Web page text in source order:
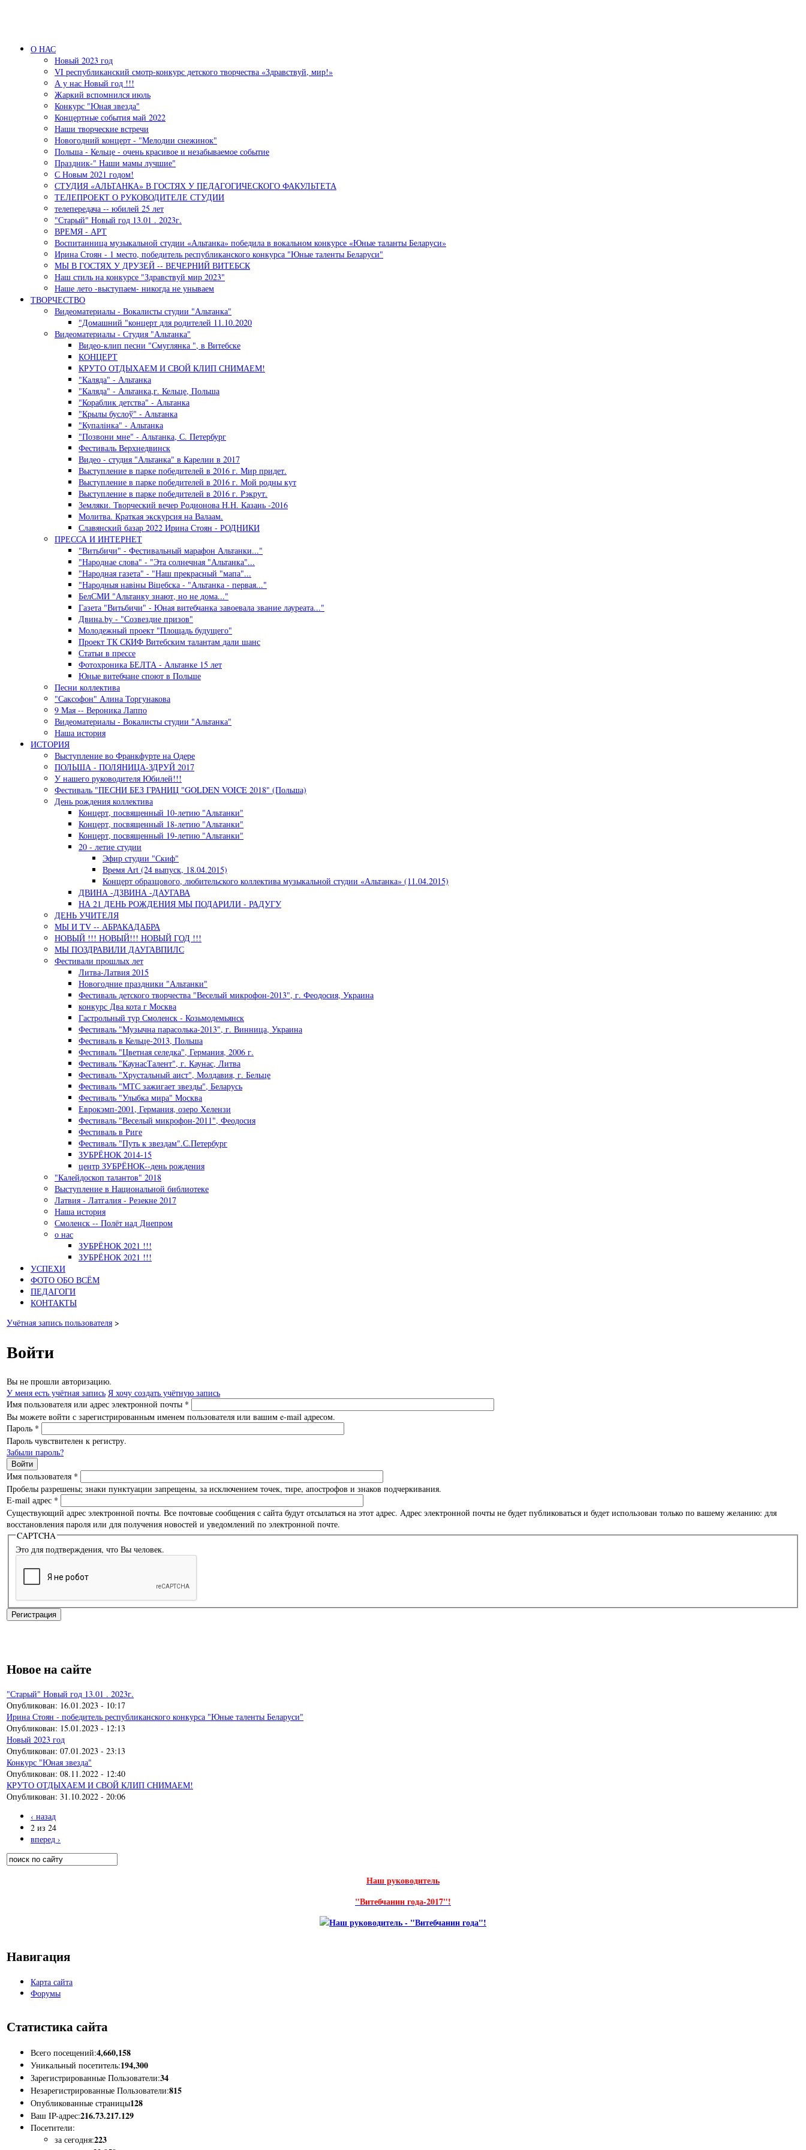
О НАС
Новый 2023 год
VI республиканский смотр-конкурс детского творчества «Здравствуй, мир!»
А у нас Новый год !!!
Жаркий вспомнился июль
Конкурс "Юная звезда"
Концертные события май 2022
Наши творческие встречи
Новогодний концерт - "Мелодии снежинок"
Польша - Кельце - очень красивое и незабываемое событие
Праздник-" Наши мамы лучшие"
С Новым 2021 годом!
СТУДИЯ «АЛЬТАНКА» В ГОСТЯХ У ПЕДАГОГИЧЕСКОГО ФАКУЛЬТЕТА
ТЕЛЕПРОЕКТ О РУКОВОДИТЕЛЕ СТУДИИ
телепередача -- юбилей 25 лет
"Старый" Новый год 13.01 . 2023г.
ВРЕМЯ - АРТ
Воспитанница музыкальной студии «Альтанка» победила в вокальном конкурсе «Юные таланты Беларуси»
Ирина Стоян - 1 место, победитель республиканского конкурса "Юные таленты Беларуси"
МЫ В ГОСТЯХ У ДРУЗЕЙ -- ВЕЧЕРНИЙ ВИТЕБСК
Наш стиль на конкурсе "Здравствуй мир 2023"
Наше лето -выступаем- никогда не унываем
ТВОРЧЕСТВО
Видеоматериалы - Вокалисты студии "Альтанка"
"Домашний "концерт для родителей 11.10.2020
Видеоматериалы - Студия "Альтанка"
Видео-клип песни "Смуглянка ", в Витебске
КОНЦЕРТ
КРУТО ОТДЫХАЕМ И СВОЙ КЛИП СНИМАЕМ!
"Каляда" - Альтанка
"Каляда" - Альтанка,г. Кельце, Польша
"Кораблик детства" - Альтанка
"Крылы буслоў" - Альтанка
"Купалiнка" - Альтанка
"Позвони мне" - Альтанка, С. Петербург
Фестиваль Верхнедвинск
Видео - студия "Альтанка" в Карелии в 2017
Выступление в парке победителей в 2016 г. Мир придет.
Выступление в парке победителей в 2016 г. Мой родны кут
Выступление в парке победителей в 2016 г. Рэкрут.
Земляки. Творческий вечер Родионова Н.Н. Казань -2016
Молитва. Краткая экскурсия на Валаам.
Славянский базар 2022 Ирина Стоян - РОДНИКИ
ПРЕССА И ИНТЕРНЕТ
"Витьбичи" - Фестивальный марафон Альтанки..."
"Народнае слова" - "Эта солнечная "Альтанка"...
"Народная газета" - "Наш прекрасный "мапа"...
"Народныя навiны Вiцебска - "Альтанка - первая..."
БелСМИ "Альтанку знают, но не дома..."
Газета "Витьбичи" - Юная витебчанка завоевала звание лауреата..."
Двина.by - "Созвездие призов"
Молодежный проект "Площадь будущего"
Проект ТК СКИФ Витебским талантам дали шанс
Статьи в прессе
Фотохроника БЕЛТА - Альтанке 15 лет
Юные витебчане споют в Польше
Песни коллектива
"Саксофон" Алина Торгунакова
9 Мая -- Вероника Лаппо
Видеоматериалы - Вокалисты студии "Альтанка"
Наша история
ИСТОРИЯ
Выступление во Франкфурте на Одере
ПОЛЬША - ПОЛЯНИЦА-ЗДРУЙ 2017
У нашего руководителя Юбилей!!!
Фестиваль "ПЕСНИ БЕЗ ГРАНИЦ "GOLDEN VOICE 2018" (Польша)
День рождения коллектива
Концерт, посвященный 10-летию "Альтанки"
Концерт, посвященный 18-летию "Альтанки"
Концерт, посвященный 19-летию "Альтанки"
20 - летие студии
Эфир студии "Скиф"
Время Art (24 выпуск, 18.04.2015)
Концерт образцового, любительского коллектива музыкальной студии «Альтанка» (11.04.2015)
ДВИНА -ДЗВИНА -ДАУГАВА
НА 21 ДЕНЬ РОЖДЕНИЯ МЫ ПОДАРИЛИ - РАДУГУ
ДЕНЬ УЧИТЕЛЯ
МЫ И TV -- АБРАКАДАБРА
НОВЫЙ !!! НОВЫЙ!!! НОВЫЙ ГОД !!!
МЫ ПОЗДРАВИЛИ ДАУГАВПИЛС
Фестивали прошлых лет
Литва-Латвия 2015
Новогодние праздники "Альтанки"
Фестиваль детского творчества "Веселый микрофон-2013", г. Феодосия, Украина
конкурс Два кота г Москва
Гастрольный тур Смоленск - Козьмодемьянск
Фестиваль "Музычна парасолька-2013", г. Винница, Украина
Фестиваль в Кельце-2013, Польша
Фестиваль "Цветная селедка", Германия, 2006 г.
Фестиваль "КаунасТалент", г. Каунас, Литва
Фестиваль "Хрустальный аист", Молдавия, г. Бельце
Фестиваль "МТС зажигает звезды", Беларусь
Фестиваль "Улыбка мира" Москва
Еврокэмп-2001, Германия, озеро Хелензи
Фестиваль "Веселый микрофон-2011", Феодосия
Фестиваль в Риге
Фестиваль "Путь к звездам".С.Петербург
ЗУБРЁНОК 2014-15
центр ЗУБРЁНОК--день рождения
"Калейдоскоп талантов" 2018
Выступление в Национальной библиотеке
Латвия - Латгалия - Резекне 2017
Наша история
Смоленск -- Полёт над Днепром
о нас
ЗУБРЁНОК 2021 !!!
ЗУБРЁНОК 2021 !!!
УСПЕХИ
ФОТО ОБО ВСЁМ
ПЕДАГОГИ
КОНТАКТЫ
Учётная запись пользователя >
Войти
Вы не прошли авторизацию.
У меня есть учётная запись Я хочу создать учётную запись
Имя пользователя или адрес электронной почты *
Вы можете войти с зарегистрированным именем пользователя или вашим e-mail адресом.
Пароль *
Пароль чувствителен к регистру.
Забыли пароль?
Имя пользователя *
Пробелы разрешены; знаки пунктуации запрещены, за исключением точек, тире, апострофов и знаков подчеркивания.
E-mail адрес *
Существующий адрес электронной почты. Все почтовые сообщения с сайта будут отсылаться на этот адрес. Адрес электронной почты не будет публиковаться и будет использован только по вашему желанию: для
восстановления пароля или для получения новостей и уведомлений по электронной почте.
CAPTCHA
Это для подтверждения, что Вы человек.
Новое на сайте
"Старый" Новый год 13.01 . 2023г.
Опубликован: 16.01.2023 - 10:17
Ирина Стоян - победитель республиканского конкурса "Юные таленты Беларуси"
Опубликован: 15.01.2023 - 12:13
Новый 2023 год
Опубликован: 07.01.2023 - 23:13
Конкурс "Юная звезда"
Опубликован: 08.11.2022 - 12:40
КРУТО ОТДЫХАЕМ И СВОЙ КЛИП СНИМАЕМ!
Опубликован: 31.10.2022 - 20:06
‹ назад
2 из 24
вперед ›
Поиск
Наш руководитель
"Витебчанин года-2017"!
Навигация
Карта сайта
Форумы
Статистика сайта
Всего посещений:4,660,158
Уникальный посетитель:194,300
Зарегистрированные Пользователи:34
Незарегистрированные Пользователи:815
Опубликованные страницы128
Ваш IP-адрес:216.73.217.129
Посетители:
за сегодня:223